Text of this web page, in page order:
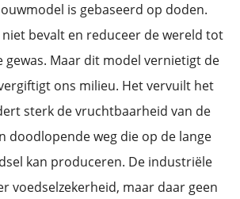
is gebaseerd op doden.
bevalt en reduceer de wereld tot
gewas. Maar dit model vernietigt de
ons milieu. Het vervuilt het
sterk de vruchtbaarheid van de
doodlopende weg die op de lange
kan produceren. De industriële
voedselzekerheid, maar daar geen